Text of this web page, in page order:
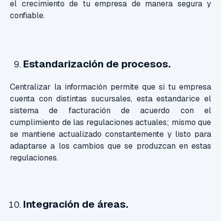
el crecimiento de tu empresa de manera segura y
confiable.
Estandarización de procesos.
Centralizar la información permite que si tu empresa
cuenta con distintas sucursales, esta estandarice el
sistema de facturación de acuerdo con el
cumplimiento de las regulaciones actuales; mismo que
se mantiene actualizado constantemente y listo para
adaptarse a los cambios que se produzcan en estas
regulaciones.
Integración de áreas.